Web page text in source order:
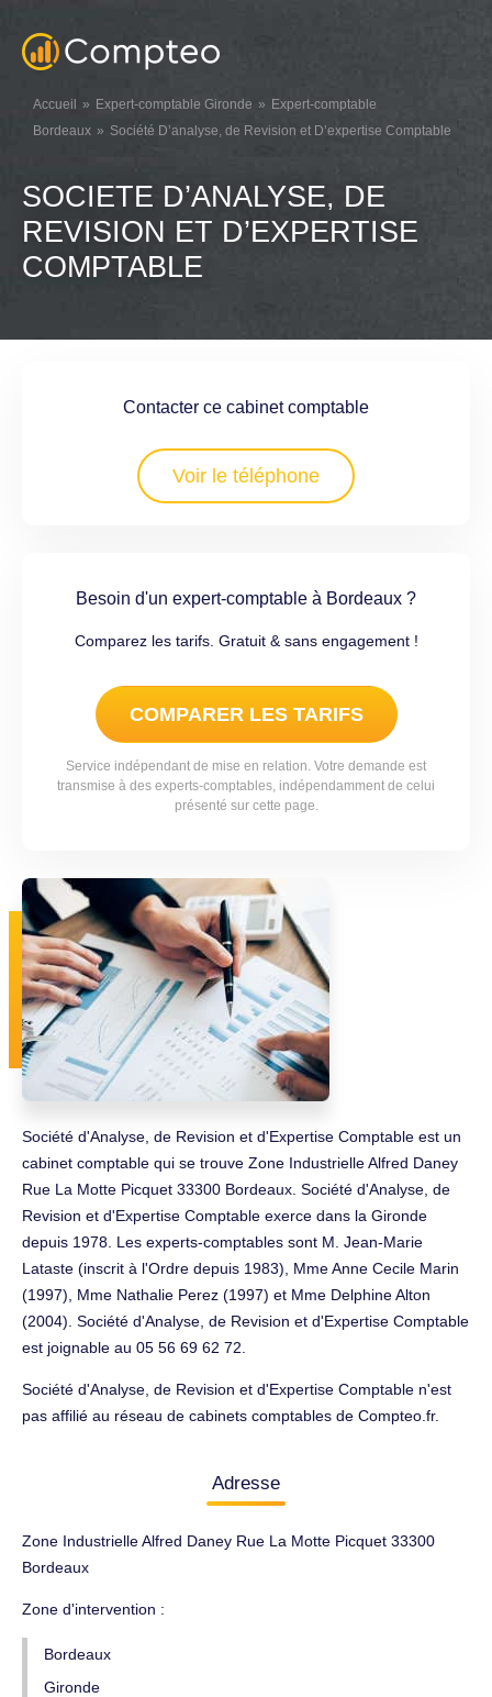
Accueil Expert-comptable Gironde
Expert-comptable
Bordeaux
Société D’analyse, de Revision et D’expertise Comptable
SOCIETE D’ANALYSE, DE
REVISION ET D’EXPERTISE
COMPTABLE
Contacter ce cabinet comptable
Voir le téléphone
Besoin d'un expert-comptable à Bordeaux ?
Comparez les tarifs. Gratuit & sans engagement !
COMPARER LES TARIFS
Service indépendant de mise en relation. Votre demande est
transmise à des experts-comptables, indépendamment de celui
présenté sur cette page.
Société d'Analyse, de Revision et d'Expertise Comptable est un
cabinet comptable qui se trouve Zone Industrielle Alfred Daney
Rue La Motte Picquet 33300 Bordeaux. Société d'Analyse, de
Revision et d'Expertise Comptable exerce dans la Gironde
depuis 1978. Les experts-comptables sont M. Jean-Marie
Lataste (inscrit à l'Ordre depuis 1983), Mme Anne Cecile Marin
(1997), Mme Nathalie Perez (1997) et Mme Delphine Alton
(2004). Société d'Analyse, de Revision et d'Expertise Comptable
est joignable au 05 56 69 62 72.
Société d'Analyse, de Revision et d'Expertise Comptable n'est
pas affilié au réseau de cabinets comptables de Compteo.fr.
Adresse
Zone Industrielle Alfred Daney Rue La Motte Picquet 33300
Bordeaux
Zone d'intervention :
Bordeaux
Gironde